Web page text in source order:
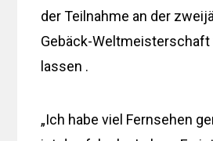
der Teilnahme an der
Gebäck-Weltmeisterschaft
lassen .
„Ich habe viel Fernsehen